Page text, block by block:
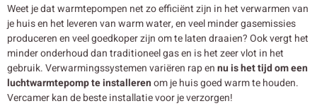
Weet je dat warmtepompen net zo efficiënt zijn in het verwarmen van
je huis en het leveren van warm water, en veel minder gasemissies
produceren en veel goedkoper zijn om te laten draaien? Ook vergt het
minder onderhoud dan traditioneel gas en is het zeer vlot in het
gebruik. Verwarmingssystemen variëren rap ennu is het tijd om een
luchtwarmtepomp te installerenom je huis goed warm te houden.
Vercamer kan de beste installatie voor je verzorgen!